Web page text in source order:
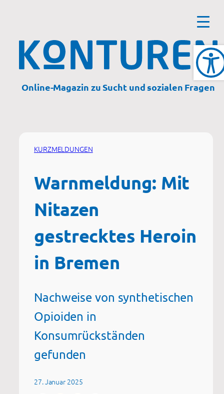
Online-Magazin zu Sucht und sozialen Fragen
KURZMELDUNGEN
Warnmeldung: Mit
Nitazen
gestrecktes Heroin
in Bremen
Nachweise von synthetischen
Opioiden in
Konsumrückständen
gefunden
27. Januar 2025